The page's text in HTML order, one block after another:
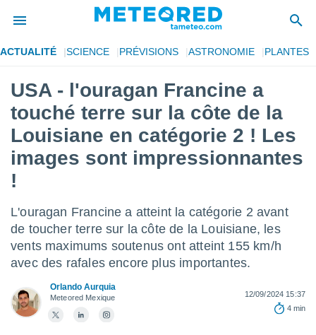
de
a
par
en
les
ACTUALITÉ SCIENCE PRÉVISIONS ASTRONOMIE PLANTES
USA - l'ouragan Francine a
touché terre sur la côte de la
Louisiane en catégorie 2 ! Les
images sont impressionnantes
!
L'ouragan Francine a atteint la catégorie 2 avant
de toucher terre sur la côte de la Louisiane, les
vents maximums soutenus ont atteint 155 km/h
avec des rafales encore plus importantes.
Orlando Aurquia
Meteored Mexique
12/09/2024 15:37
4 min